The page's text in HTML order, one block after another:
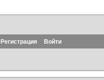
Регистрация Войти